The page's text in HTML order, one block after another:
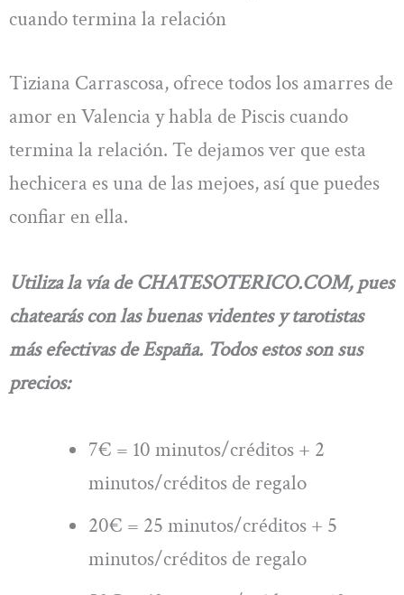
cuando termina la relación
Tiziana Carrascosa, ofrece todos los amarres de
amor en Valencia y habla de Piscis cuando
termina la relación. Te dejamos ver que esta
hechicera es una de las mejoes, así que puedes
confiar en ella.
Utiliza la vía de CHATESOTERICO.COM, pues
chatearás con las buenas videntes y tarotistas
más efectivas de España. Todos estos son sus
precios:
7€ = 10 minutos/créditos + 2
minutos/créditos de regalo
20€ = 25 minutos/créditos + 5
minutos/créditos de regalo